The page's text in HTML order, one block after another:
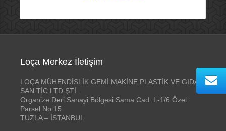
Loça Merkez İletişim
LOÇA MÜHENDİSLİK GEMİ MAKİNE PLASTİK VE GIDA
SAN.TİC.LTD.ŞTİ.
Organize Deri Sanayi Bölgesi Sama Cad. L-1/6 Özel
Parsel No:15
TUZLA – İSTANBUL